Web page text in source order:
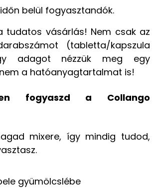
belül fogyasztandók.
tudatos vásárlás! Nem csak az
(tabletta/kapszula
adagot nézzük meg egy
a hatóanyagtartalmat is!
fogyaszd a Collango
mixere, így mindig tudod,
gyümölcslébe